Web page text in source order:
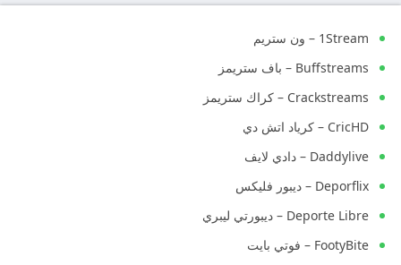
1Stream – ون ستريم
Buffstreams – باف ستريمز
Crackstreams – كراك ستريمز
CricHD – كرياد اتش دي
Daddylive – دادي لايف
Deporflix – ديبور فليكس
Deporte Libre – ديبورتي ليبري
FootyBite – فوتي بايت